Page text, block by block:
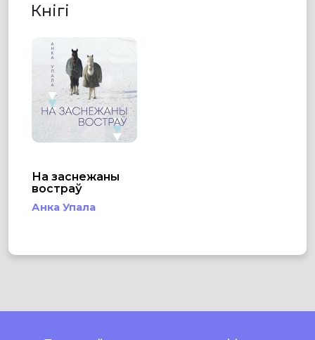
Кнігі
На заснежаны
востраў
Анка Упала